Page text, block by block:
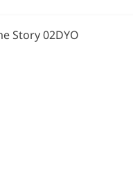
Story 02DYO